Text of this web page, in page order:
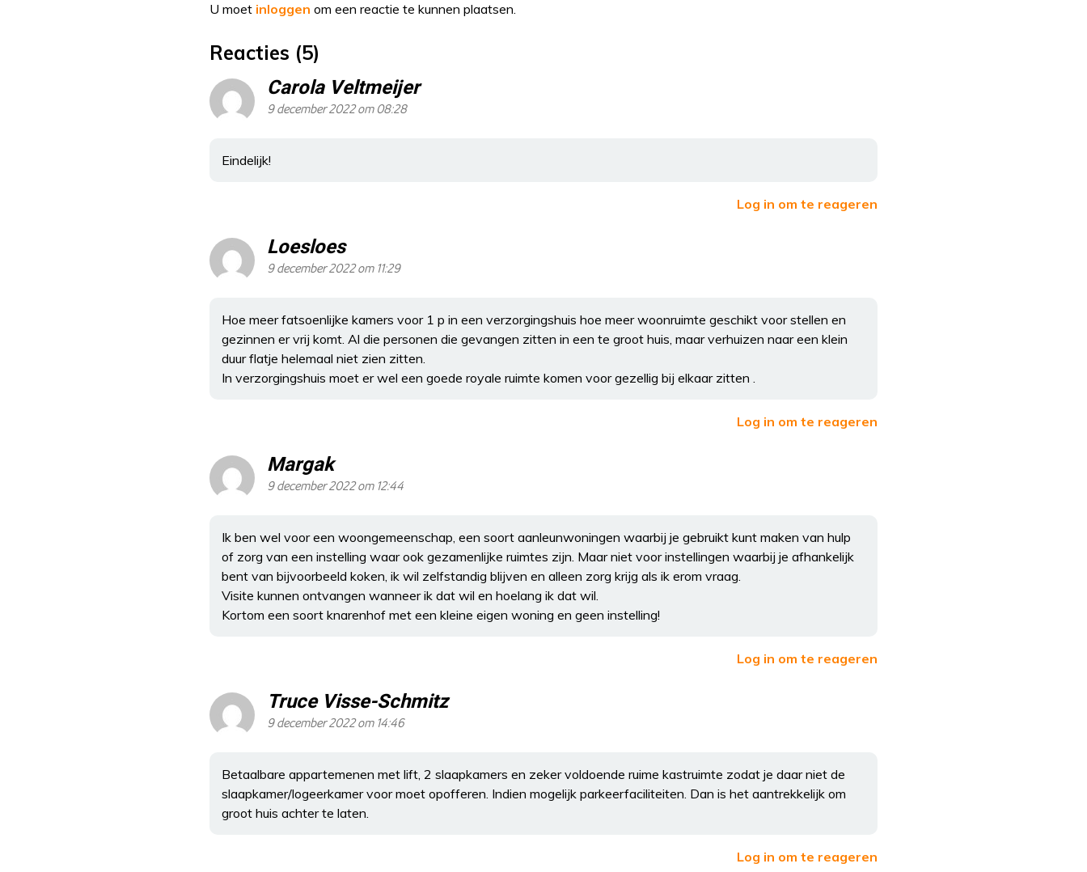
U moet inloggen om een reactie te kunnen plaatsen.
Reacties (5)
Carola Veltmeijer
9 december 2022 om 08:28
Eindelijk!
Log in om te reageren
Loesloes
9 december 2022 om 11:29
Hoe meer fatsoenlijke kamers voor 1 p in een verzorgingshuis hoe meer woonruimte geschikt voor stellen en
gezinnen er vrij komt. Al die personen die gevangen zitten in een te groot huis, maar verhuizen naar een klein
duur flatje helemaal niet zien zitten.
In verzorgingshuis moet er wel een goede royale ruimte komen voor gezellig bij elkaar zitten .
Log in om te reageren
Margak
9 december 2022 om 12:44
Ik ben wel voor een woongemeenschap, een soort aanleunwoningen waarbij je gebruikt kunt maken van hulp
of zorg van een instelling waar ook gezamenlijke ruimtes zijn. Maar niet voor instellingen waarbij je afhankelijk
bent van bijvoorbeeld koken, ik wil zelfstandig blijven en alleen zorg krijg als ik erom vraag.
Visite kunnen ontvangen wanneer ik dat wil en hoelang ik dat wil.
Kortom een soort knarenhof met een kleine eigen woning en geen instelling!
Log in om te reageren
Truce Visse-Schmitz
9 december 2022 om 14:46
Betaalbare appartemenen met lift, 2 slaapkamers en zeker voldoende ruime kastruimte zodat je daar niet de
slaapkamer/logeerkamer voor moet opofferen. Indien mogelijk parkeerfaciliteiten. Dan is het aantrekkelijk om
groot huis achter te laten.
Log in om te reageren